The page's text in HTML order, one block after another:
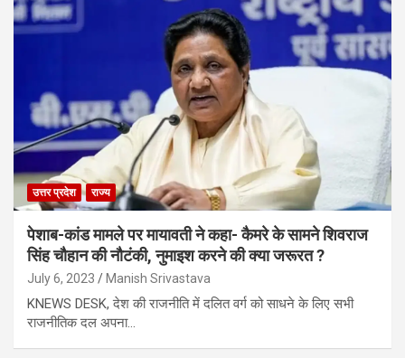
उत्तर प्रदेश राज्य
पेशाब-कांड मामले पर मायावती ने कहा- कैमरे के सामने शिवराज
सिंह चौहान की नौटंकी, नुमाइश करने की क्या जरूरत ?
July 6, 2023 Manish Srivastava
KNEWS DESK, देश की राजनीति में दलित वर्ग को साधने के लिए सभी
राजनीतिक दल अपना…